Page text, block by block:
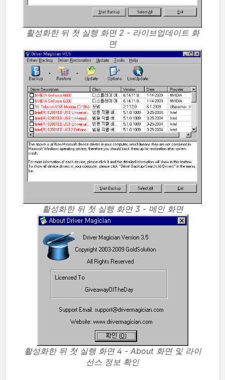
활성화한 뒤 첫 실행 화면 2 - 라이브업데이트 화
면
활성화한 뒤 첫 실행 화면 3 - 메인 화면
활성화한 뒤 첫 실행 화면 4 - About 화면 및 라이
선스 정보 확인